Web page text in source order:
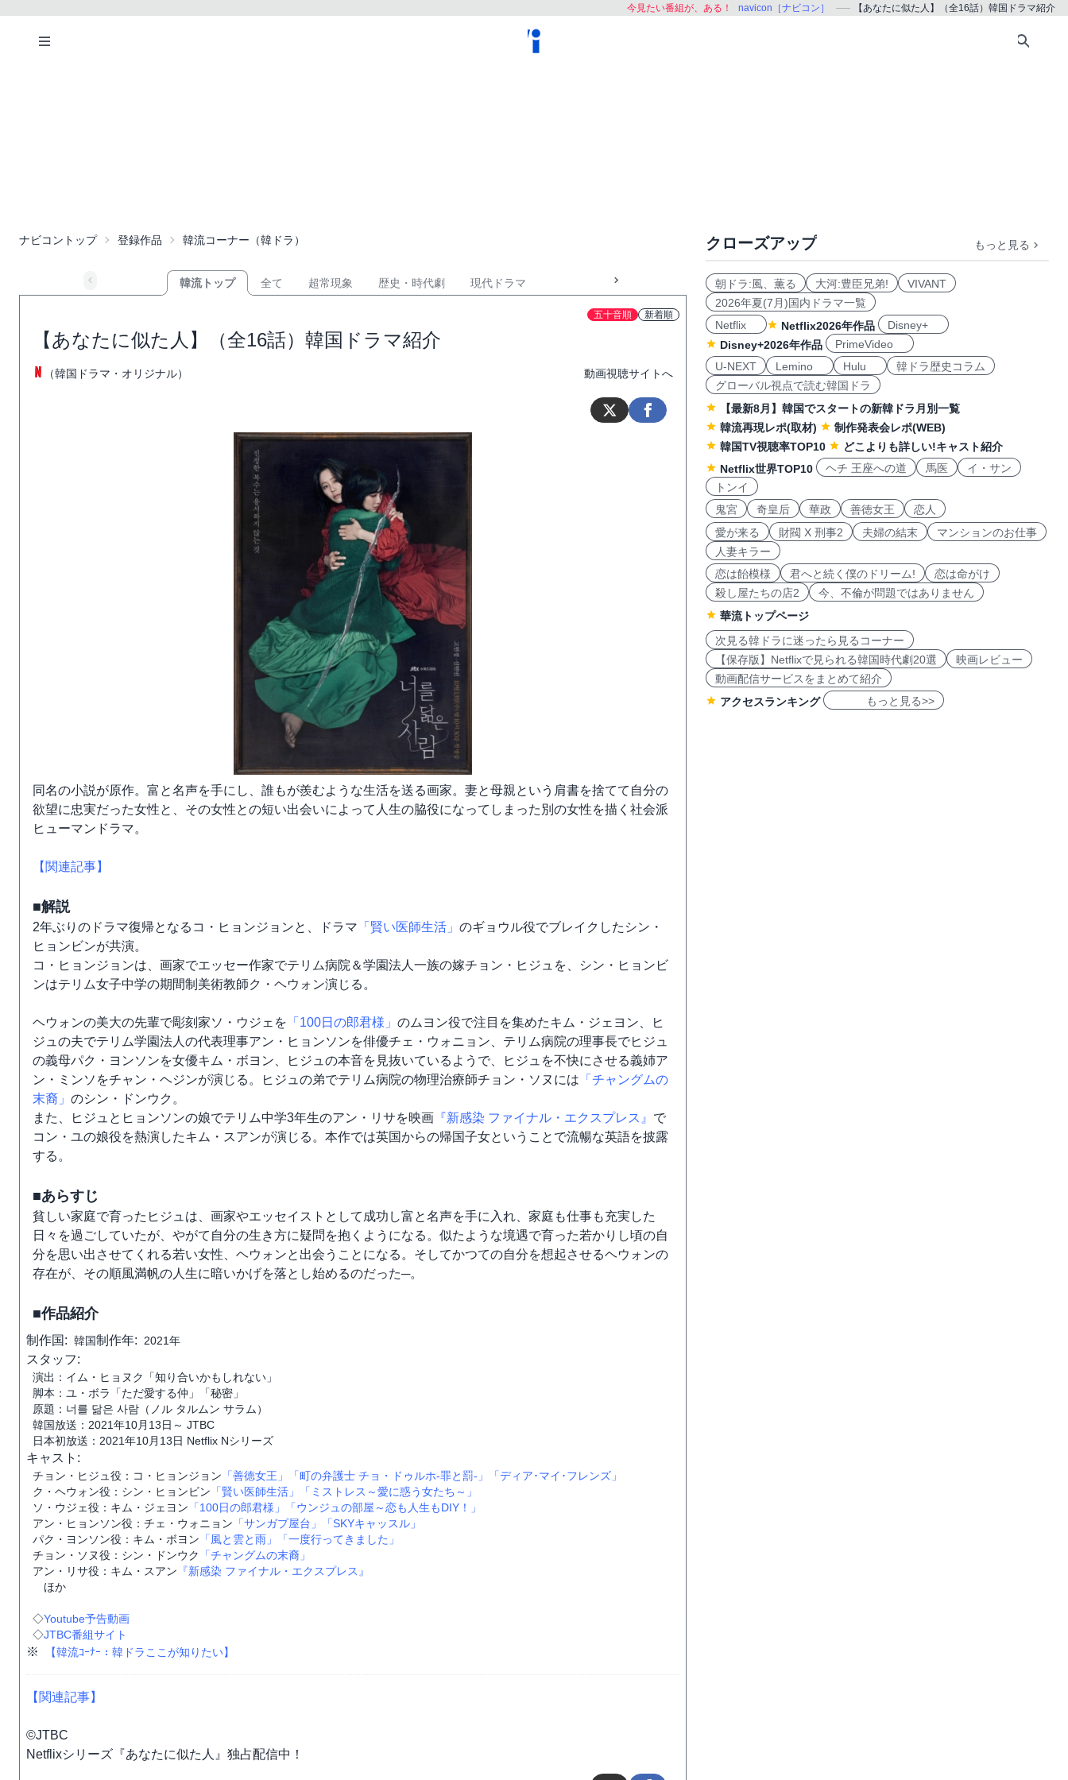
今見たい番組が、ある！ navicon［ナビコン］ 【あなたに似た人】（全16話）韓国ドラマ紹介
ナビコントップ 登録作品 韓流コーナー（韓ドラ）
韓流トップ 全て 超常現象 歴史・時代劇 現代ドラマ
五十音順 新着順
【あなたに似た人】（全16話）韓国ドラマ紹介
（韓国ドラマ・オリジナル） 動画視聴サイトへ
同名の小説が原作。富と名声を手にし、誰もが羨むような生活を送る画家。妻と母親という肩書を捨てて自分の
欲望に忠実だった女性と、その女性との短い出会いによって人生の脇役になってしまった別の女性を描く社会派
ヒューマンドラマ。
【関連記事】
■解説
2年ぶりのドラマ復帰となるコ・ヒョンジョンと、ドラマ 「賢い医師生活」 のギョウル役でブレイクしたシン・
ヒョンビンが共演。
コ・ヒョンジョンは、画家でエッセー作家でテリム病院＆学園法人一族の嫁チョン・ヒジュを、シン・ヒョンビ
ンはテリム女子中学の期間制美術教師ク・ヘウォン演じる。
ヘウォンの美大の先輩で彫刻家ソ・ウジェを 「100日の郎君様」 のムヨン役で注目を集めたキム・ジェヨン、ヒ
ジュの夫でテリム学園法人の代表理事アン・ヒョンソンを俳優チェ・ウォニョン、テリム病院の理事長でヒジュ
の義母パク・ヨンソンを女優キム・ボヨン、ヒジュの本音を見抜いているようで、ヒジュを不快にさせる義姉ア
ン・ミンソをチャン・ヘジンが演じる。ヒジュの弟でテリム病院の物理治療師チョン・ソヌには 「チャングムの
末裔」 のシン・ドンウク。
また、ヒジュとヒョンソンの娘でテリム中学3年生のアン・リサを映画 『新感染 ファイナル・エクスプレス』 で
コン・ユの娘役を熱演したキム・スアンが演じる。本作では英国からの帰国子女ということで流暢な英語を披露
する。
■あらすじ
貧しい家庭で育ったヒジュは、画家やエッセイストとして成功し富と名声を手に入れ、家庭も仕事も充実した
日々を過ごしていたが、やがて自分の生き方に疑問を抱くようになる。似たような境遇で育った若かりし頃の自
分を思い出させてくれる若い女性、ヘウォンと出会うことになる。そしてかつての自分を想起させるヘウォンの
存在が、その順風満帆の人生に暗いかげを落とし始めるのだった─。
■作品紹介
制作国: 韓国制作年: 2021年
スタッフ:
演出：イム・ヒョヌク「知り合いかもしれない」
脚本：ユ・ボラ「ただ愛する仲」「秘密」
原題：너를 닮은 사람（ノル タルムン サラム）
韓国放送：2021年10月13日～ JTBC
日本初放送：2021年10月13日 Netflix Nシリーズ
キャスト:
チョン・ヒジュ役：コ・ヒョンジョン 「善徳女王」 「町の弁護士 チョ・ドゥルホ-罪と罰-」
「ディア･マイ･フレンズ」
ク・ヘウォン役：シン・ヒョンビン 「賢い医師生活」
「ミストレス～愛に惑う女たち～」
ソ・ウジェ役：キム・ジェヨン 「100日の郎君様」
「ウンジュの部屋～恋も人生もDIY！」
アン・ヒョンソン役：チェ・ウォニョン 「サンガプ屋台」
「SKYキャッスル」
パク・ヨンソン役：キム・ボヨン 「風と雲と雨」
「一度行ってきました」
チョン・ソヌ役：シン・ドンウク
「チャングムの末裔」
アン・リサ役：キム・スアン 『新感染 ファイナル・エクスプレス』
ほか
◇Youtube予告動画
◇JTBC番組サイト
※ 【韓流ｺｰﾅｰ：韓ドラここが知りたい】
【関連記事】
©JTBC
Netflixシリーズ『あなたに似た人』独占配信中！
クローズアップ もっと見る
朝ドラ:風、薫る 大河:豊臣兄弟!
VIVANT
2026年夏(7月)国内ドラマ一覧
Netflix
Netflix2026年作品
Disney+
Disney+2026年作品
PrimeVideo
U-NEXT
Lemino Hulu
韓ドラ歴史コラム
グローバル視点で読む韓国ドラ
【最新8月】韓国でスタートの新韓ドラ月別一覧
韓流再現レポ(取材)
制作発表会レポ(WEB)
韓国TV視聴率TOP10
どこよりも詳しい!キャスト紹介
Netflix世界TOP10
ヘチ 王座への道 馬医
イ・サン
トンイ
鬼宮
奇皇后 華政 善徳女王
恋人
愛が来る
財閥 X 刑事2 夫婦の結末
マンションのお仕事
人妻キラー
恋は飴模様
君へと続く僕のドリーム!
恋は命がけ
殺し屋たちの店2
今、不倫が問題ではありません
華流トップページ
次見る韓ドラに迷ったら見るコーナー
【保存版】Netflixで見られる韓国時代劇20選
映画レビュー
動画配信サービスをまとめて紹介
アクセスランキング
もっと見る>>